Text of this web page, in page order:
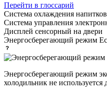
Перейти в глоссарий
Система охлаждения
Система управления
Дисплей сенсорный на двери
Энергосберегающий режим
Энергосберегающий режим
холодильник не используется